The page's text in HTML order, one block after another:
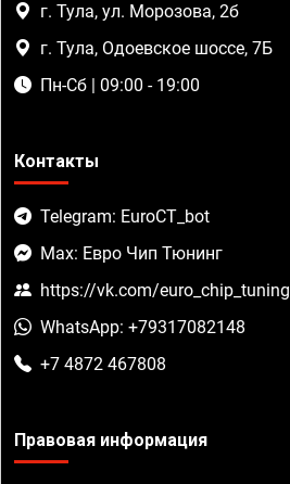
г. Тула, ул. Морозова, 2б
г. Тула, Одоевское шоссе, 7Б
Пн-Сб | 09:00 - 19:00
Контакты
Telegram: EuroCT_bot
Max: Евро Чип Тюнинг
https://vk.com/euro_chip_tuning
WhatsApp: +79317082148
+7 4872 467808
Правовая информация